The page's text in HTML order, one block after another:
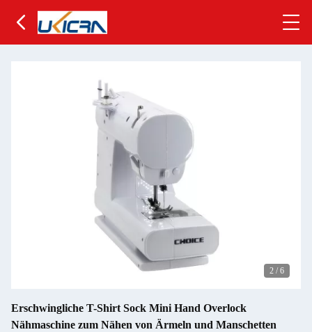
2 / 6
Erschwingliche T-Shirt Sock Mini Hand Overlock
Nähmaschine zum Nähen von Ärmeln und Manschetten